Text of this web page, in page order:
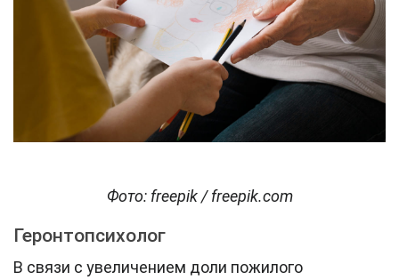
Фото: freepik / freepik.com
Геронтопсихолог
В связи с увеличением доли пожилого